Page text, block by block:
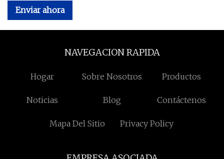
Enviar ahora
NAVEGACION RAPIDA
Hogar Sobre Nosotros Productos
Noticias Blog Contáctenos
Mapa Del Sitio Privacy Policy